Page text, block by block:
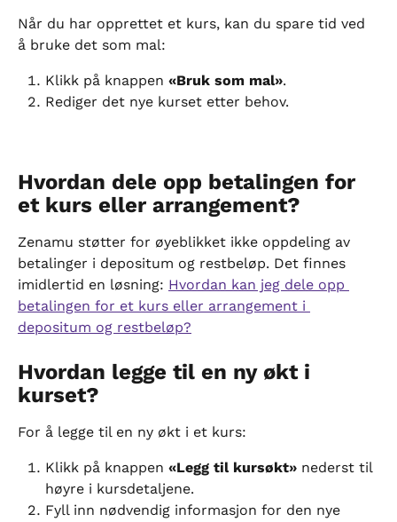
Når du har opprettet et kurs, kan du spare tid ved
å bruke det som mal:
Klikk på knappen «Bruk som mal».
Rediger det nye kurset etter behov.
Hvordan dele opp betalingen for
et kurs eller arrangement?
Zenamu støtter for øyeblikket ikke oppdeling av
betalinger i depositum og restbeløp. Det finnes
imidlertid en løsning: Hvordan kan jeg dele opp
betalingen for et kurs eller arrangement i
depositum og restbeløp?
Hvordan legge til en ny økt i
kurset?
For å legge til en ny økt i et kurs:
Klikk på knappen «Legg til kursøkt» nederst til
høyre i kursdetaljene.
Fyll inn nødvendig informasjon for den nye